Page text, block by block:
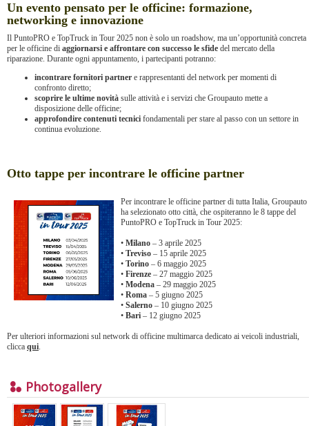
Un evento pensato per le officine: formazione,
networking e innovazione
Il PuntoPRO e TopTruck in Tour 2025 non è solo un roadshow, ma un’opportunità concreta
per le officine di aggiornarsi e affrontare con successo le sfide del mercato della
riparazione. Durante ogni appuntamento, i partecipanti potranno:
incontrare fornitori partner e rappresentanti del network per momenti di
confronto diretto;
scoprire le ultime novità sulle attività e i servizi che Groupauto mette a
disposizione delle officine;
approfondire contenuti tecnici fondamentali per stare al passo con un settore in
continua evoluzione.
Otto tappe per incontrare le officine partner
Per incontrare le officine partner di tutta Italia, Groupauto
ha selezionato otto città, che ospiteranno le 8 tappe del
PuntoPRO e TopTruck in Tour 2025:
• Milano – 3 aprile 2025
• Treviso – 15 aprile 2025
• Torino – 6 maggio 2025
• Firenze – 27 maggio 2025
• Modena – 29 maggio 2025
• Roma – 5 giugno 2025
• Salerno – 10 giugno 2025
• Bari – 12 giugno 2025
Per ulteriori informazioni sul network di officine multimarca dedicato ai veicoli industriali,
clicca qui.
Photogallery